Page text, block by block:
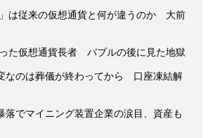
は従来の仮想通貨と何が違うのか 大前
た仮想通貨長者 バブルの後に見た地獄
なのは葬儀が終わってから 口座凍結解
落でマイニング装置企業の涙目、資産も